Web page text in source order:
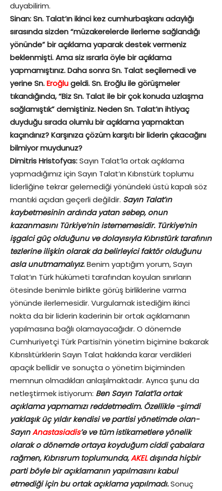
duyabilirim.
Sinan: Sn. Talat’ın ikinci kez cumhurbaşkanı adaylığı
sırasında sizden “müzakerelerde ilerleme sağlandığı
yönünde” bir açıklama yaparak destek vermeniz
beklenmişti. Ama siz ısrarla öyle bir açıklama
yapmamıştınız. Daha sonra Sn. Talat seçilemedi ve
yerine Sn.Eroğlugeldi. Sn. Eroğlu ile görüşmeler
tıkandığında, “Biz Sn. Talat ile bir çok konuda uzlaşma
sağlamıştık” demiştiniz. Neden Sn. Talat’ın ihtiyaç
duyduğu sırada olumlu bir açıklama yapmaktan
kaçındınız? Karşınıza çözüm karşıtı bir liderin çıkacağını
bilmiyor muydunuz?
Dimitris Hristofyas:Sayın Talat’la ortak açıklama
yapmadığımız için Sayın Talat’ın Kıbrıstürk toplumu
liderliğine tekrar gelemediği yönündeki üstü kapalı söz
mantıki açıdan geçerli değildir. Sayın Talat’ın
kaybetmesinin ardında yatan sebep, onun
kazanmasını Türkiye’nin istememesidir. Türkiye’nin
işgalci güç olduğunu ve dolayısıyla Kıbrıstürk tarafının
tezlerine ilişkin olarak da belirleyici faktör olduğunu
asla unutmamalıyız.Benim yaptığım yorum, Sayın
Talat’ın Türk hükümeti tarafından koyulan sınırların
ötesinde benimle birlikte görüş birliklerine varma
yönünde ilerlemesidir. Vurgulamak istediğim ikinci
nokta da bir liderin kaderinin bir ortak açıklamanın
yapılmasına bağlı olamayacağıdır. O dönemde
Cumhuriyetçi Türk Partisi’nin yönetim biçimine bakarak
Kıbrıslıtürklerin Sayın Talat hakkında karar verdikleri
apaçık bellidir ve sonuçta o yönetim biçiminden
memnun olmadıkları anlaşılmaktadır. Ayrıca şunu da
netleştirmek istiyorum: Ben Sayın Talat’la ortak
açıklama yapmamızı reddetmedim. Özellikle -şimdi
yaklaşık üç yıldır kendisi ve partisi yönetimde olan-
SayınAnastasiadis’e ve tüm istikametlere yönelik
olarak o dönemde ortaya koyduğum ciddi çabalara
rağmen, Kıbrısrum toplumunda,AKELdışında hiçbir
parti böyle bir açıklamanın yapılmasını kabul
etmediği için bu ortak açıklama yapılmadı.Sonuç